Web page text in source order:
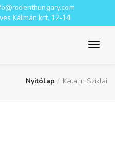
Kálmán krt. 12-14
Nyitólap Katalin Sziklai